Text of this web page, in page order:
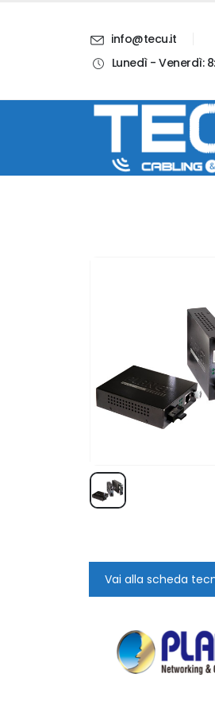
info@tecu.it
Lunedì - Venerdì:
Vai alla scheda
Blog